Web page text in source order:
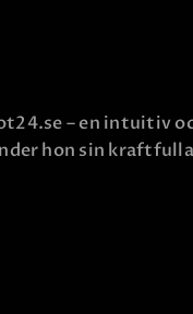
– en intuitiv
hon sin